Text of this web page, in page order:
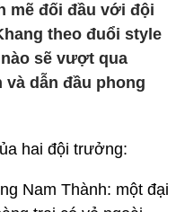
mẽ đối đầu với đội
theo đuổi style
sẽ vượt qua
dẫn đầu phong
hai đội trưởng:
Nam Thành: một đại